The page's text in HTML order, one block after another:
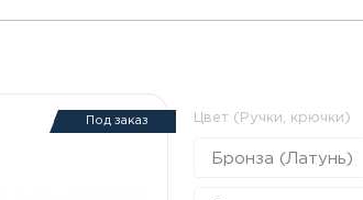
Под заказ Цвет (Ручки, крючки)
Бронза (Латунь)